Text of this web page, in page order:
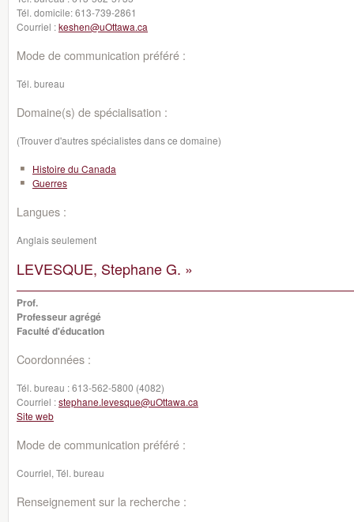
Tél. domicile:613-739-2861
Courriel :keshen@uOttawa.ca
Mode de communication préféré :
Tél. bureau
Domaine(s) de spécialisation :
(Trouver d'autres spécialistes dans ce domaine)
Histoire du Canada
Guerres
Langues :
Anglais seulement
LEVESQUE, Stephane G. »
Prof.
Professeur agrégé
Faculté d'éducation
Coordonnées :
Tél. bureau :613-562-5800 (4082)
Courriel :stephane.levesque@uOttawa.ca
Site web
Mode de communication préféré :
Courriel, Tél. bureau
Renseignement sur la recherche :